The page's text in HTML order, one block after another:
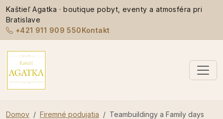
Kaštieľ Agatka · boutique pobyt, eventy a atmosféra pri
Bratislave
+421 911 909 550Kontakt
Domov Firemné podujatia Teambuildingy a Family days